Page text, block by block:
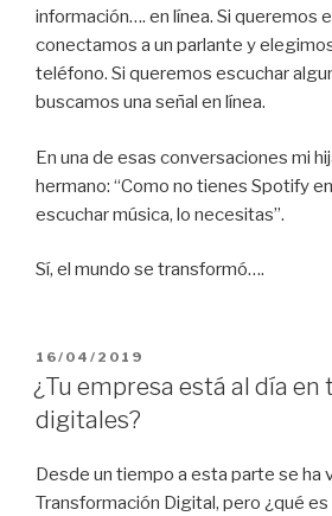
información…. en línea. Si queremos
conectamos a un parlante y
teléfono. Si queremos escuchar
buscamos una señal en línea.
En una de esas conversaciones mi
hermano: “Como no tienes Spotify
escuchar música, lo necesitas”.
Sí, el mundo se transformó….
POSTED
ON
16/04/2019
¿Tu empresa está al día en
digitales?
Desde un tiempo a esta parte se ha
Transformación Digital, pero ¿qué